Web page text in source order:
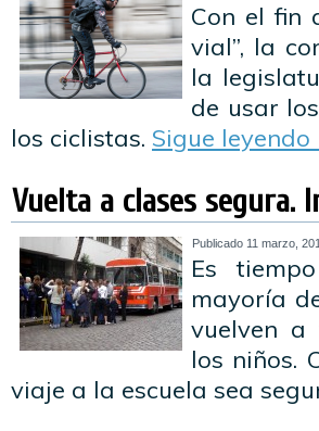
Con el fin
vial”, la
la
de usar
los ciclistas. Sigue leyendo
Vuelta a clases segura.
Publicado 11 marzo,
Es
mayoría
vuelven a
los niños.
viaje a la escuela sea